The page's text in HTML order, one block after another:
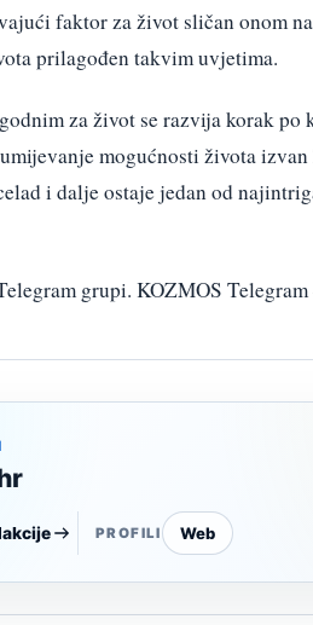
faktor za život sličan onom
prilagođen takvim uvjetima.
za život se razvija korak po
mogućnosti života
i dalje ostaje jedan od
grupi. KOZMOS Telegram
PROFILI Web